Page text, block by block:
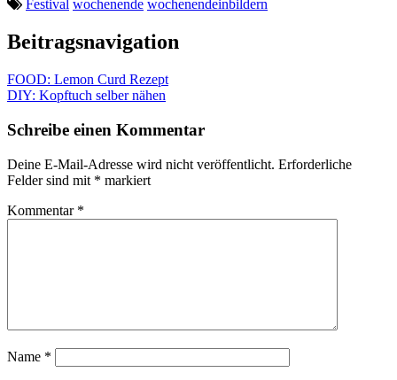
Festival wochenende wochenendeinbildern
Beitragsnavigation
FOOD: Lemon Curd Rezept
DIY: Kopftuch selber nähen
Schreibe einen Kommentar
Deine E-Mail-Adresse wird nicht veröffentlicht. Erforderliche
Felder sind mit * markiert
Kommentar *
Name *